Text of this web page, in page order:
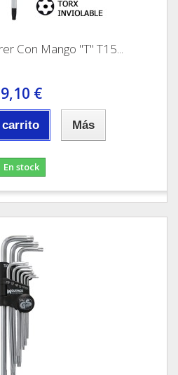
Con Mango "T" T15...
9,10 €
carrito Más
En stock